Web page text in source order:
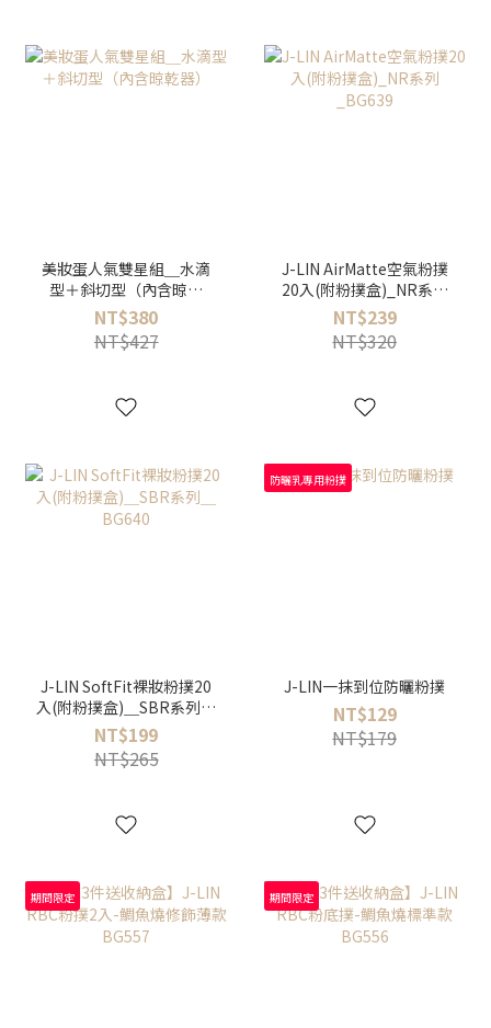
美妝蛋人氣雙星組＿水滴
型＋斜切型（內含晾乾
器）
NT$380
NT$427
J-LIN AirMatte空氣粉撲
20入(附粉撲盒)_NR系列
_BG639
NT$239
NT$320
J-LIN SoftFit裸妝粉撲20
入(附粉撲盒)＿SBR系列＿
BG640
NT$199
NT$265
防曬乳專用粉撲
J-LIN一抹到位防曬粉撲
NT$129
NT$179
期間限定 期間限定